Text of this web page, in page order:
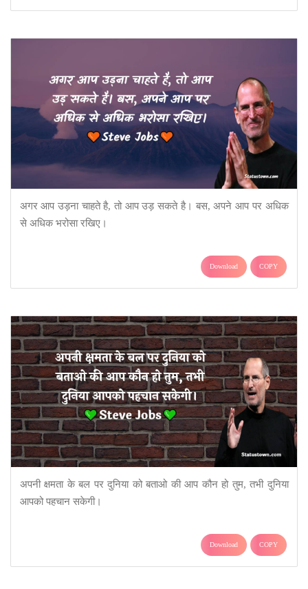
अगर आप उड़ना चाहते है, तो आप उड़ सकते है। बस, अपने आप पर अधिक
से अधिक भरोसा रखिए।
Download COPY
अपनी क्षमता के बल पर दुनिया को बताओ की आप कौन हो तुम, तभी दुनिया
आपको पहचान सकेगी।
Download COPY